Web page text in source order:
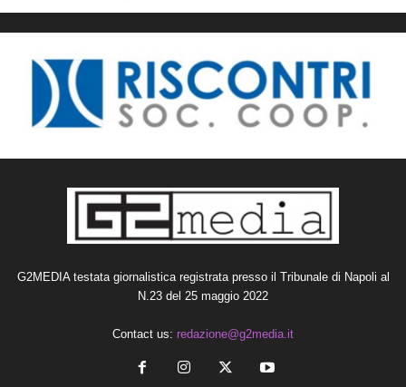
G2MEDIA testata giornalistica registrata presso il Tribunale di Napoli al
N.23 del 25 maggio 2022
Contact us: redazione@g2media.it